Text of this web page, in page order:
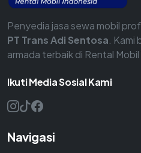
Penyedia jasa sewa mobil
PT Trans Adi Sentosa .
armada terbaik di Rental Mobil
Ikuti Media Sosial Kami
Navigasi